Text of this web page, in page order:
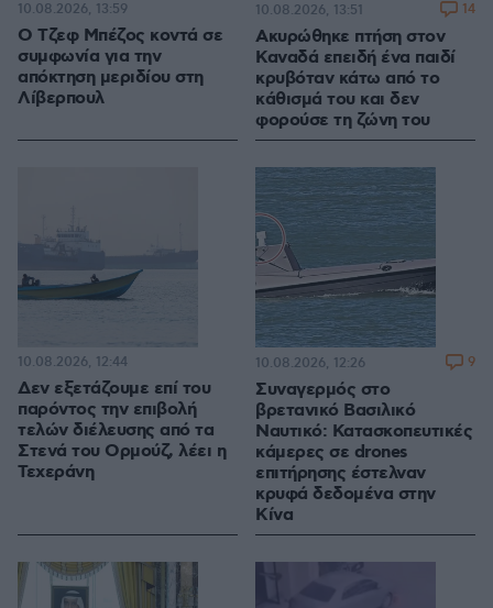
Ο Τζεφ Μπέζος κοντά σε
συμφωνία για την
απόκτηση μεριδίου στη
Λίβερπουλ
10.08.2026, 13:59
Ακυρώθηκε πτήση στον
Καναδά επειδή ένα παιδί
κρυβόταν κάτω από το
κάθισμά του και δεν
φορούσε τη ζώνη του
10.08.2026, 13:51 14
Δεν εξετάζουμε επί του
παρόντος την επιβολή
τελών διέλευσης από τα
Στενά του Ορμούζ, λέει η
Τεχεράνη
10.08.2026, 12:44
Συναγερμός στο
βρετανικό Βασιλικό
Ναυτικό: Κατασκοπευτικές
κάμερες σε drones
επιτήρησης έστελναν
κρυφά δεδομένα στην
Κίνα
10.08.2026, 12:26 9